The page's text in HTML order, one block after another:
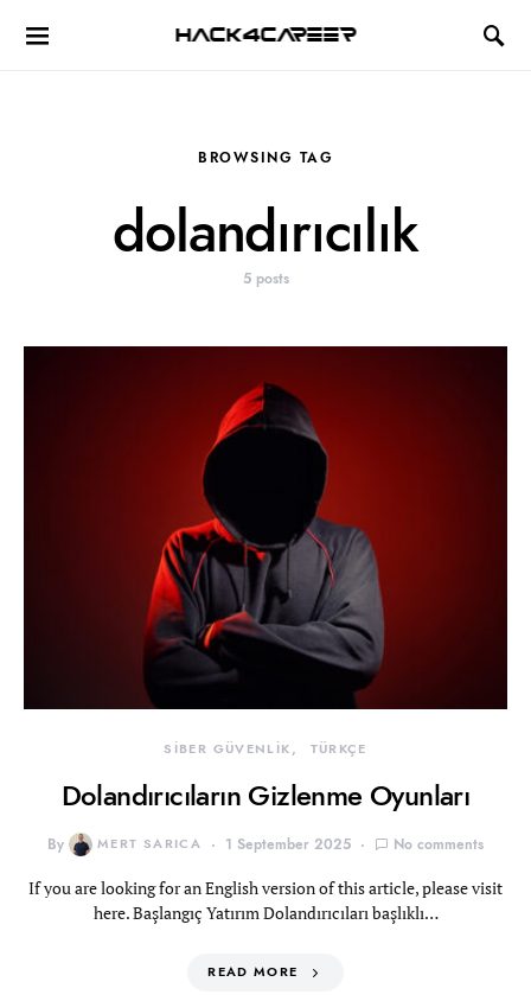
Hack4Career
BROWSING TAG
dolandırıcılık
5 posts
SİBER GÜVENLİK TÜRKÇE
Dolandırıcıların Gizlenme Oyunları
By MERT SARICA 1 September 2025 No comments
If you are looking for an English version of this article, please visit
here. Başlangıç Yatırım Dolandırıcıları başlıklı…
READ MORE